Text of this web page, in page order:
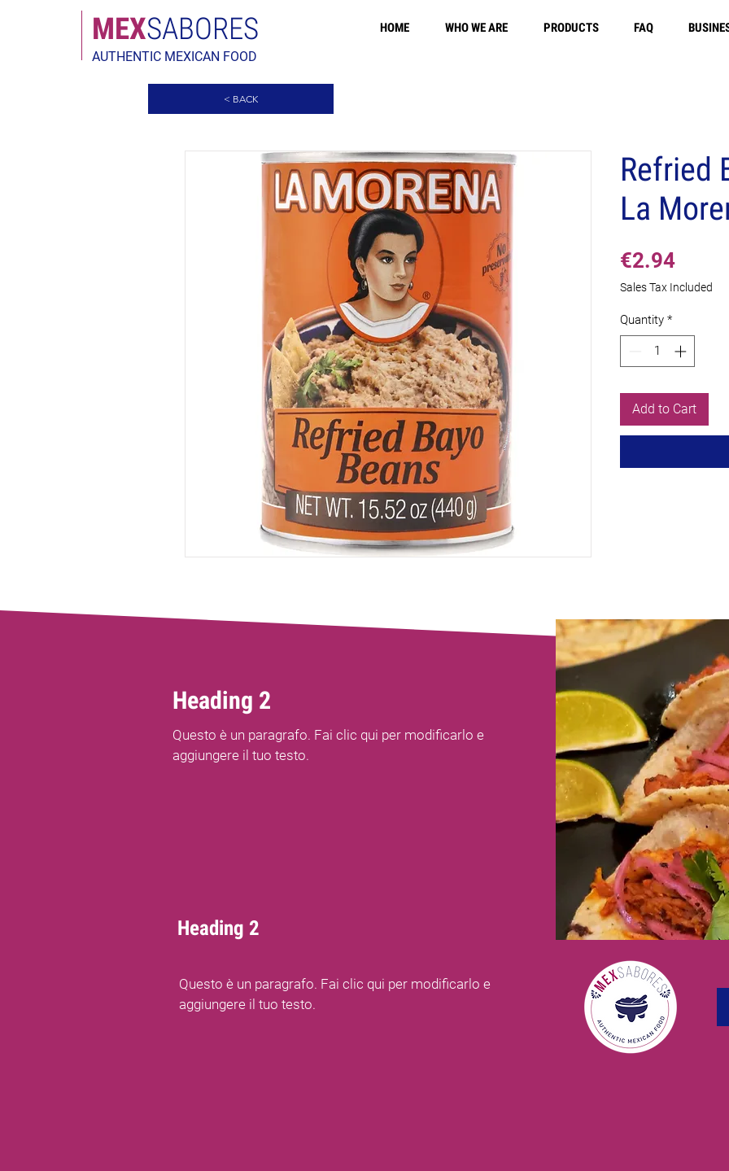
MEXSABORES
AUTHENTIC MEXICAN FOOD
HOME WHO WE ARE PRODUCTS FAQ
< BACK
Refried
La
€2.94Price
Sales Tax Included
Quantity *
Add to Cart
Heading 2
Questo è un paragrafo. Fai clic qui per modificarlo e
aggiungere il tuo testo.
Heading 2
Questo è un paragrafo. Fai clic qui per modificarlo e
aggiungere il tuo testo.